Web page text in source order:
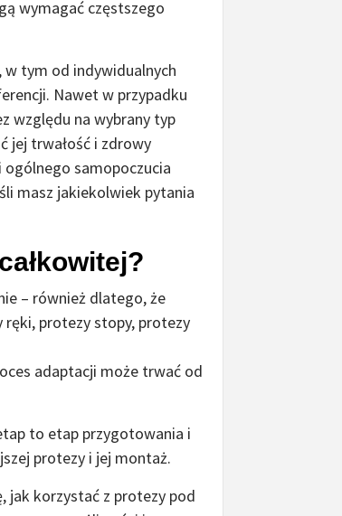
wymagać częstszego
w tym od indywidualnych
Nawet w przypadku
względu na wybrany typ
jej trwałość i zdrowy
samopoczucia
masz jakiekolwiek pytania
– również dlatego, że
protezy stopy, protezy
adaptacji może trwać od
to etap przygotowania i
protezy i jej montaż.
jak korzystać z protezy pod